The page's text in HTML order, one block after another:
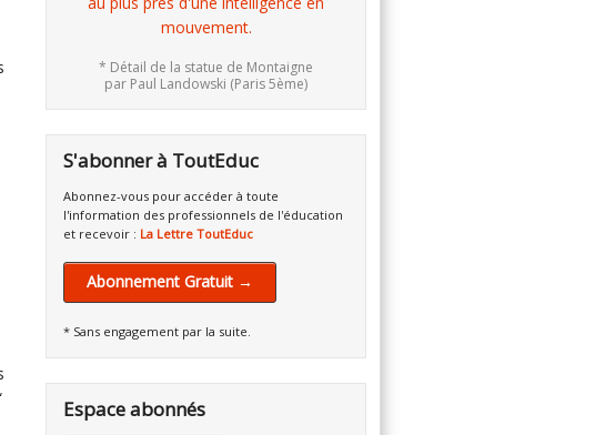
mouvement.
* Détail de la statue de Montaigne
par Paul Landowski (Paris 5ème)
S'abonner à ToutEduc
Abonnez-vous pour accéder à toute
l'information des professionnels de l'éducation
et recevoir : La Lettre ToutEduc
Abonnement Gratuit →
* Sans engagement par la suite.
Espace abonnés